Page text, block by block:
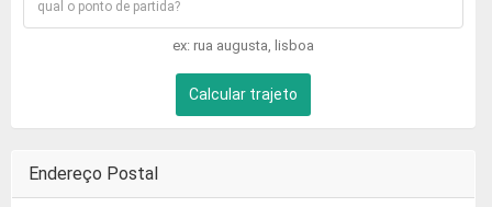
ex: rua augusta, lisboa
Calcular trajeto
Endereço Postal